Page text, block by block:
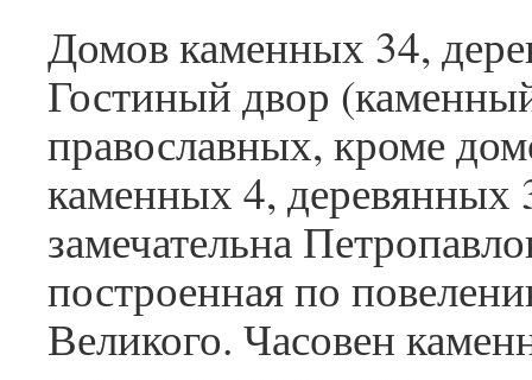
Домов каменных 34,
Гостиный двор
православных, кроме
каменных 4, деревянных
замечательна
построенная по
Великого. Часовен